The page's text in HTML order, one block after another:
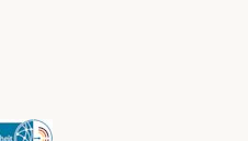
Security